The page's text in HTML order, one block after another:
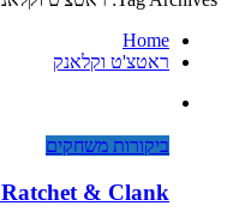
Home
ראטצ'ט וקלאנק
ביקורות משחקים
Ratchet & Clank: חוזרים אל הנוסטלגיה [ביקורת]